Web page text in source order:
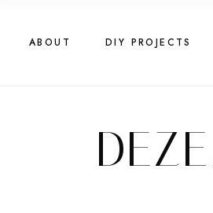
contentABOUT DIY PROJECTS